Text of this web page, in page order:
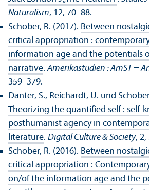
Naturalism, 12, 70–88.
Schober, R. (2017). Between
critical appropriation :
information age and the potentials
narrative.Amerika­studien : AmST =
359–379.
Danter, S., Reichardt, U. und
Theorizing the quanti­fied self : self-
posthumanist agency in
literature. Digital Culture & Society, 2,
Schober, R. (2016). Between
critical appropriation :
on/of the information age and the